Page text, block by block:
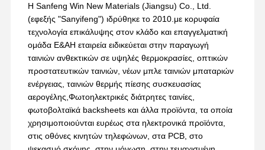
Η Sanfeng Win New Materials (Jiangsu) Co., Ltd.
(εφεξής "Sanyifeng") ιδρύθηκε το 2010.με κορυφαία
τεχνολογία επικάλυψης στον κλάδο και επαγγελματική
ομάδα Ε&ΑΗ εταιρεία ειδικεύεται στην παραγωγή
ταινιών ανθεκτικών σε υψηλές θερμοκρασίες, οπτικών
προστατευτικών ταινιών, νέων μπλε ταινιών μπαταριών
ενέργειας, ταινιών θερμής πίεσης συσκευασίας
αερογέλης,Φωτοηλεκτρικές διάτρητες ταινίες,
φωτοβολταϊκά backsheets και άλλα προϊόντα, τα οποία
χρησιμοποιούνται ευρέως στα ηλεκτρονικά προϊόντα,
στις οθόνες κινητών τηλεφώνων, στα PCB, στο